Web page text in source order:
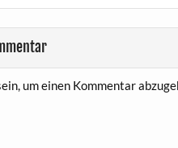
um einen Kommentar